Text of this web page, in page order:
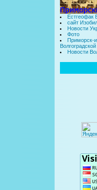
Естгеофак
сайт
Новости
Фото
Приморск-
Новости